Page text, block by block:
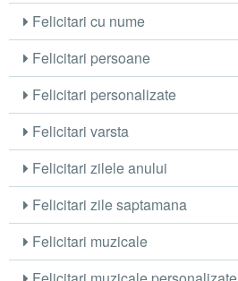
Felicitari cu nume
Felicitari persoane
Felicitari personalizate
Felicitari varsta
Felicitari zilele anului
Felicitari zile saptamana
Felicitari muzicale